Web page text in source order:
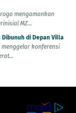
mengamankan
MZ...
Dibunuh di Depan Villa
konferensi